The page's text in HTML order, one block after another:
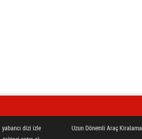
yabancı dizi izle
Uzun Dönemli Araç Kiralama